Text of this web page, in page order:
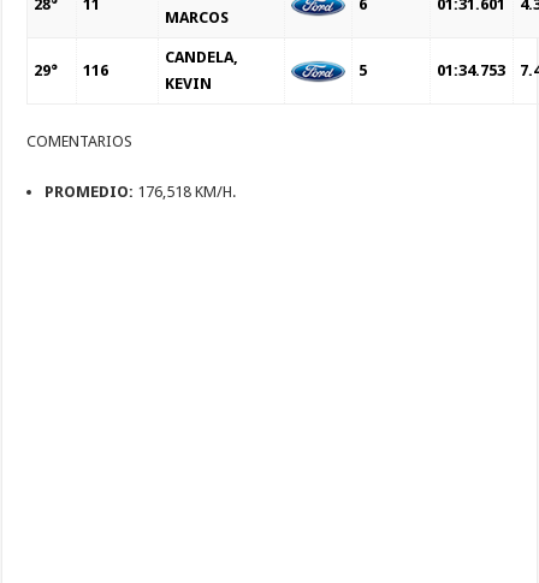
28° 11
MARCOS
6 01:31.601
29° 116
CANDELA,
KEVIN
5 01:34.753
COMENTARIOS
PROMEDIO: 176,518 KM/H.